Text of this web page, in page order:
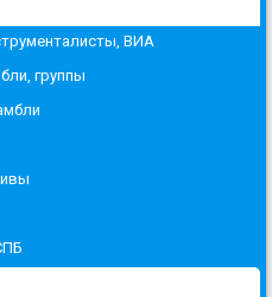
ВИА
группы